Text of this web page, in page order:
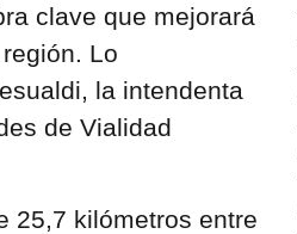
clave que mejorará
Lo
la intendenta
de Vialidad
25,7 kilómetros entre